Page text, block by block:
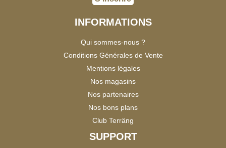
INFORMATIONS
Qui sommes-nous ?
Conditions Générales de Vente
Mentions légales
Nos magasins
Nos partenaires
Nos bons plans
Club Terräng
SUPPORT